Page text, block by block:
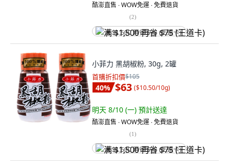
酷澎直售 ∙ WOW免運 ∙ 免費退貨
(2)
满 $1,500 再省 $75 (王道卡)
小菲力 黑胡椒粉, 30g, 2罐
首購折扣價$105
40% $63 ($10.50/10g)
明天 8/10 (一) 預計送達
酷澎直售 ∙ WOW免運 ∙ 免費退貨
(1)
满 $1,500 再省 $75 (王道卡)